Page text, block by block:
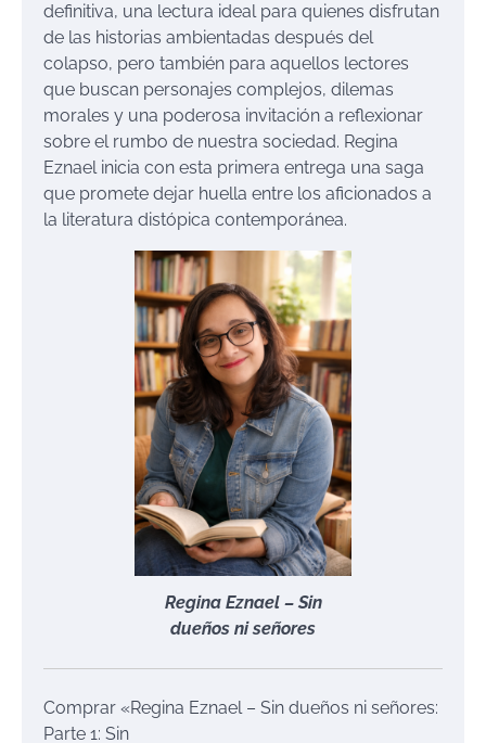
definitiva, una lectura ideal para quienes disfrutan
de las historias ambientadas después del
colapso, pero también para aquellos lectores
que buscan personajes complejos, dilemas
morales y una poderosa invitación a reflexionar
sobre el rumbo de nuestra sociedad. Regina
Eznael inicia con esta primera entrega una saga
que promete dejar huella entre los aficionados a
la literatura distópica contemporánea.
Regina Eznael – Sin
dueños ni señores
Comprar «Regina Eznael – Sin dueños ni señores:
Parte 1: Sin